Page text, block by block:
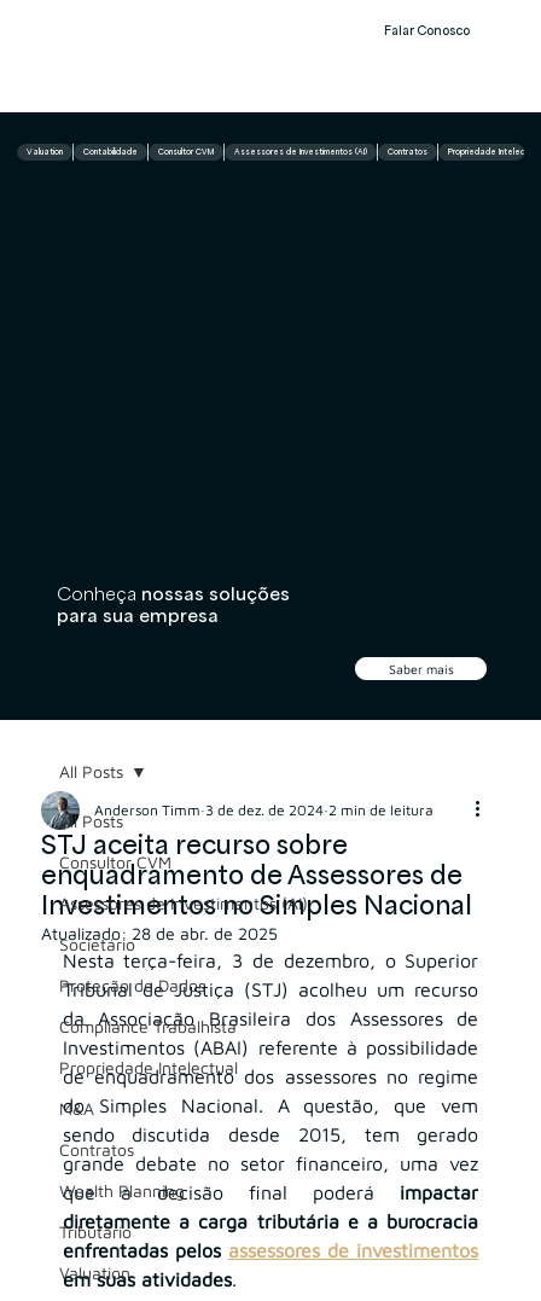
Falar Conosco
Conheça nossas soluções
para sua empresa
Saber mais
Valuation Contabilidade Consultor CVM Assessores de Investimentos (AI) Contratos Propriedade Intelectual
All Posts
Consultor CVM
Assessores de Investimentos (AI)
Societário
Proteção de Dados
Compliance Trabalhista
Propriedade Intelectual
M&A
Contratos
Wealth Planning
Tributário
Valuation
All Posts
STJ aceita recurso sobre
enquadramento de Assessores de
Investimentos no Simples Nacional
Anderson Timm 3 de dez. de 2024 2 min de leitura
Atualizado: 28 de abr. de 2025
Nesta terça-feira, 3 de dezembro, o Superior
Tribunal de Justiça (STJ) acolheu um recurso
da Associação Brasileira dos Assessores de
Investimentos (ABAI) referente à possibilidade
de enquadramento dos assessores no regime
do Simples Nacional. A questão, que vem
sendo discutida desde 2015, tem gerado
grande debate no setor financeiro, uma vez
que a decisão final poderá impactar
diretamente a carga tributária e a burocracia
enfrentadas pelos assessores de investimentos
em suas atividades.